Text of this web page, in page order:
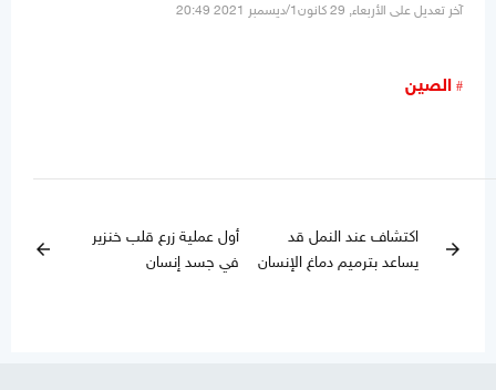
آخر تعديل على الأربعاء, 29 كانون1/ديسمبر 2021 20:49
الصين
arrow_forward
اكتشاف عند النمل قد
يساعد بترميم دماغ الإنسان
أول عملية زرع قلب خنزير
في جسد إنسان
arrow_back